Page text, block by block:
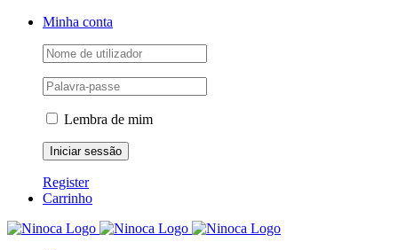
Skip
Facebook
Instagram
YouTubeMinha conta
Lembra de mim
Register
Carrinho